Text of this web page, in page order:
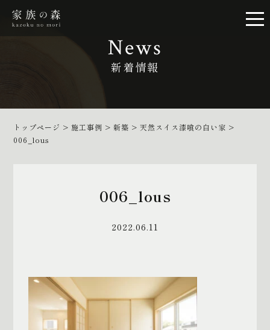
News
新着情報
トップページ >施工事例 >新築 >天然スイス漆喰の白い家 >
006_lous
006_lous
2022.06.11